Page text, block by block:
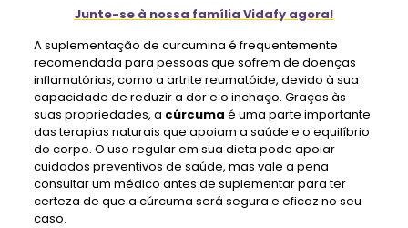
Junte-se à nossa família Vidafy agora!
A suplementação de curcumina é frequentemente
recomendada para pessoas que sofrem de doenças
inflamatórias, como a artrite reumatóide, devido à sua
capacidade de reduzir a dor e o inchaço. Graças às
suas propriedades, a cúrcuma é uma parte importante
das terapias naturais que apoiam a saúde e o equilíbrio
do corpo. O uso regular em sua dieta pode apoiar
cuidados preventivos de saúde, mas vale a pena
consultar um médico antes de suplementar para ter
certeza de que a cúrcuma será segura e eficaz no seu
caso.